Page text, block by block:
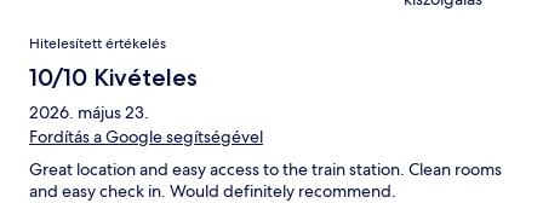
Értékelések
Hitelesített értékelés
10/10 Kivételes
2026. május 23.
Fordítás a Google segítségével
Great location and easy access to the train station. Clean rooms
and easy check in. Would definitely recommend.